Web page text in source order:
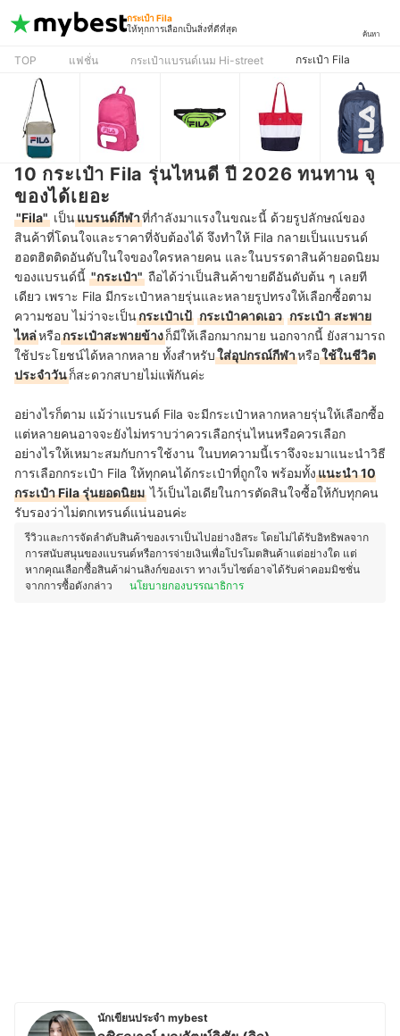
กระเป๋า Fila
ให้ทุกการเลือกเป็นสิ่งที่ดีที่สุด
ค้นหา
TOP แฟชั่น กระเป๋าแบรนด์เนม Hi-street กระเป๋า Fila
10 กระเป๋า Fila รุ่นไหนดี ปี 2026 ทนทาน จุ
ของได้เยอะ
"Fila" เป็นแบรนด์กีฬาที่กำลังมาแรงในขณะนี้ ด้วยรูปลักษณ์ของ
สินค้าที่โดนใจและราคาที่จับต้องได้ จึงทำให้ Fila กลายเป็นแบรนด์
ฮอตฮิตติดอันดับในใจของใครหลายคน และในบรรดาสินค้ายอดนิยม
ของแบรนด์นี้ "กระเป๋า" ถือได้ว่าเป็นสินค้าขายดีอันดับต้น ๆ เลยที
เดียว เพราะ Fila มีกระเป๋าหลายรุ่นและหลายรูปทรงให้เลือกซื้อตาม
ความชอบ ไม่ว่าจะเป็นกระเป๋าเป้ กระเป๋าคาดเอว กระเป๋า สะพาย
ไหล่หรือกระเป๋าสะพายข้างก็มีให้เลือกมากมาย นอกจากนี้ ยังสามารถ
ใช้ประโยชน์ได้หลากหลาย ทั้งสำหรับใส่อุปกรณ์กีฬาหรือใช้ในชีวิต
ประจำวันก็สะดวกสบายไม่แพ้กันค่ะ
อย่างไรก็ตาม แม้ว่าแบรนด์ Fila จะมีกระเป๋าหลากหลายรุ่นให้เลือกซื้อ
แต่หลายคนอาจจะยังไม่ทราบว่าควรเลือกรุ่นไหนหรือควรเลือก
อย่างไรให้เหมาะสมกับการใช้งาน ในบทความนี้เราจึงจะมาแนะนำวิธี
การเลือกกระเป๋า Fila ให้ทุกคนได้กระเป๋าที่ถูกใจ พร้อมทั้งแนะนำ 10
กระเป๋า Fila รุ่นยอดนิยม ไว้เป็นไอเดียในการตัดสินใจซื้อให้กับทุกคน
รับรองว่าไม่ตกเทรนด์แน่นอนค่ะ
รีวิวและการจัดลำดับสินค้าของเราเป็นไปอย่างอิสระ โดยไม่ได้รับอิทธิพลจาก
การสนับสนุนของแบรนด์หรือการจ่ายเงินเพื่อโปรโมตสินค้าแต่อย่างใด แต่
หากคุณเลือกซื้อสินค้าผ่านลิงก์ของเรา ทางเว็บไซต์อาจได้รับค่าคอมมิชชั่น
จากการซื้อดังกล่าว
นโยบายกองบรรณาธิการ
นักเขียนประจำ mybest